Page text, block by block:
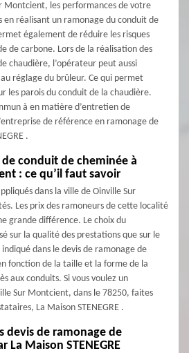
Montcient, les performances de votre
réalisant un ramonage du conduit de
également de réduire les risques
de carbone. Lors de la réalisation des
chaudière, l’opérateur peut aussi
réglage du brûleur. Ce qui permet
les parois du conduit de la chaudière.
à en matière d’entretien de
de référence en ramonage de
.
conduit de cheminée à
: ce qu’il faut savoir
dans la ville de Oinville Sur
Les prix des ramoneurs de cette localité
grande différence. Le choix du
sur la qualité des prestations que sur le
dans le devis de ramonage de
fonction de la taille et la forme de la
aux conduits. Si vous voulez un
Sur Montcient, dans le 78250, faites
La Maison STENEGRE .
devis de ramonage de
La Maison STENEGRE